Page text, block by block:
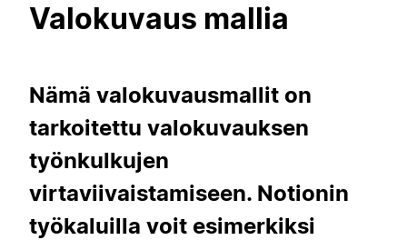
Valokuvaus mallia
Nämä valokuvausmallit on
tarkoitettu valokuvauksen
työnkulkujen
virtaviivaistamiseen. Notionin
työkaluilla voit esimerkiksi